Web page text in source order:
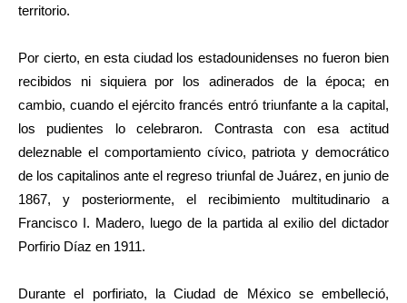
territorio.
Por cierto, en esta ciudad los estadounidenses no fueron bien
recibidos ni siquiera por los adinerados de la época; en
cambio, cuando el ejército francés entró triunfante a la capital,
los pudientes lo celebraron. Contrasta con esa actitud
deleznable el comportamiento cívico, patriota y democrático
de los capitalinos ante el regreso triunfal de Juárez, en junio de
1867, y posteriormente, el recibimiento multitudinario a
Francisco I. Madero, luego de la partida al exilio del dictador
Porfirio Díaz en 1911.
Durante el porfiriato, la Ciudad de México se embelleció,